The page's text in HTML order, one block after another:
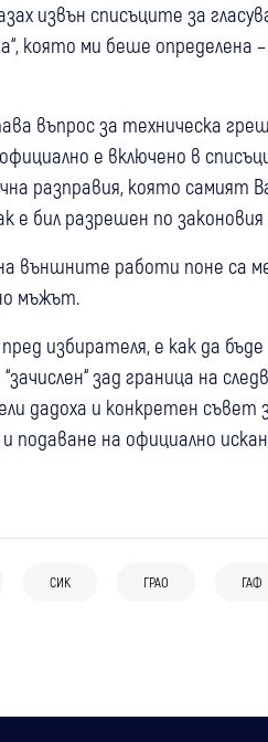
извън списъците за
която ми беше определена
въпрос за техническа
е включено в
разправия, която самият
е бил разрешен по
външните работи поне са
мъжът.
избирателя, е как да
зад граница на
дадоха и конкретен
подаване на официално
СИК ГРАО ГАФ
Кой
за
Асен
и
Радомир